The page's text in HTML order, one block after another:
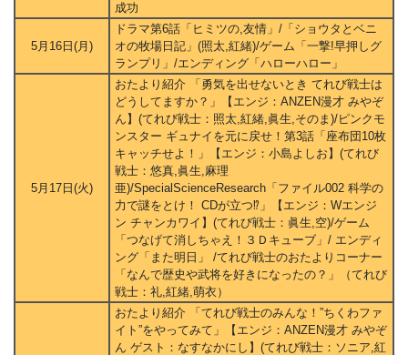
成功
5月16日(月)
ドラマ第6話「ヒミツの,友情」/「ショウタとベニ
オの牧場日記」(照太,紅緒)/ゲーム「一撃!早押しグ
ランプリ」/エンディング「ハローハロー」
5月17日(火)
おたより紹介 「勇気を出せないとき てれび戦士は
どうしてますか？」【エンジ：ANZEN漫才 みやぞ
ん】(てれび戦士：照太,紅緒,眞生,そのま)/ピンクモ
ンスター ギュナイを元に戻せ！第3話「座布団10枚
キャッチせよ！」【エンジ：小島よしお】(てれび
戦士：悠真,眞生,麻理
亜)/SpecialScienceResearch「ファイル002 科学の
力で謎をとけ！ CDが立つ⁉」【エンジ：Wエンジ
ン チャンカワイ】(てれび戦士：眞生,空)/ゲーム
「つなげて消しちゃえ！３Ｄキューブ」/ エンディ
ング「また明日」 /てれび戦士のおたよりコーナー
「なんで歴史や武将を好きになったの？」（てれび
戦士：礼,紅緒,萌衣）
おたより紹介 「てれび戦士のみんな！”ちくわファ
イト”をやってみて」【エンジ：ANZEN漫才 みやぞ
ん ゲスト：なすなかにし】(てれび戦士：ソニア,紅